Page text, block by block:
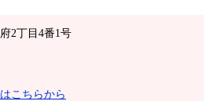
2丁目4番1号
こちらから